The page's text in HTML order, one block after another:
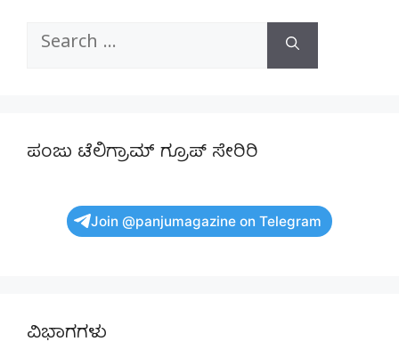
Search
ಪಂಜು ಟೆಲಿಗ್ರಾಮ್ ಗ್ರೂಪ್ ಸೇರಿರಿ
Join @panjumagazine on Telegram
ವಿಭಾಗಗಳು